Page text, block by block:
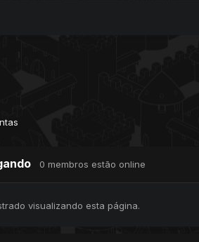
0 membros estão online
visualizando esta página.